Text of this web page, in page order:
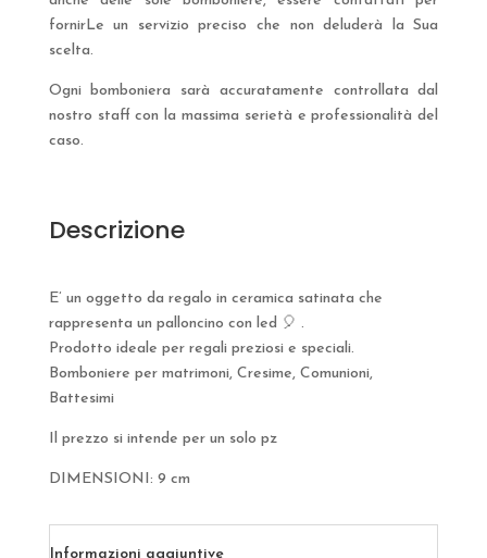
fornirLe un servizio preciso che non deluderà la Sua
scelta.
Ogni bomboniera sarà accuratamente controllata dal
nostro staff con la massima serietà e professionalità del
caso.
Descrizione
E’ un oggetto da regalo in ceramica satinata che
rappresenta un palloncino con led 🎈 .
Prodotto ideale per regali preziosi e speciali.
Bomboniere per matrimoni, Cresime, Comunioni,
Battesimi
Il prezzo si intende per un solo pz
DIMENSIONI: 9 cm
Informazioni aggiuntive